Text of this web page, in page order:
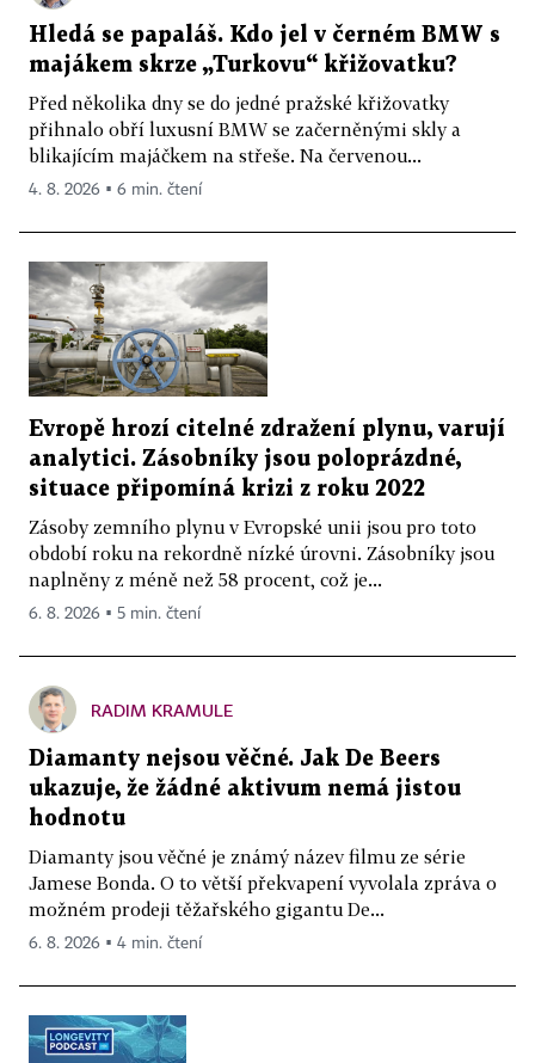
Hledá se papaláš. Kdo jel v černém BMW s
majákem skrze „Turkovu“ křižovatku?
Před několika dny se do jedné pražské křižovatky
přihnalo obří luxusní BMW se začerněnými skly a
blikajícím majáčkem na střeše. Na červenou...
4. 8. 2026 ▪ 6 min. čtení
Evropě hrozí citelné zdražení plynu, varují
analytici. Zásobníky jsou poloprázdné,
situace připomíná krizi z roku 2022
Zásoby zemního plynu v Evropské unii jsou pro toto
období roku na rekordně nízké úrovni. Zásobníky jsou
naplněny z méně než 58 procent, což je...
6. 8. 2026 ▪ 5 min. čtení
RADIM KRAMULE
Diamanty nejsou věčné. Jak De Beers
ukazuje, že žádné aktivum nemá jistou
hodnotu
Diamanty jsou věčné je známý název filmu ze série
Jamese Bonda. O to větší překvapení vyvolala zpráva o
možném prodeji těžařského gigantu De...
6. 8. 2026 ▪ 4 min. čtení